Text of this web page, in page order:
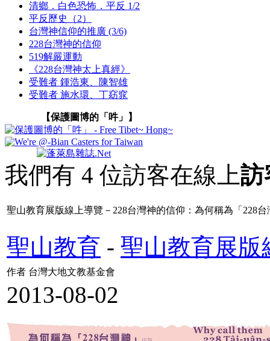
清鄉．白色恐怖．平反 1/2
平反歷史（2）
台灣神信仰的推廣 (3/6)
228台灣神的信仰
519解嚴運動
《228台灣神太上真經》
受難者 鍾浩東、陳智雄
受難者 施水環、丁窈窕
【保護圖博的「吽」】
我們有 4 位訪客在線上訪
聖山教育展版線上導覽－228台灣神的信仰：為何稱為「228台
聖山教育 - 聖山教育展版
作者 台灣大地文教基金會
2013-08-02